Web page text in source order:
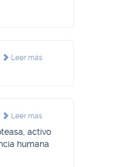
Leer más
Leer más
activo
humana